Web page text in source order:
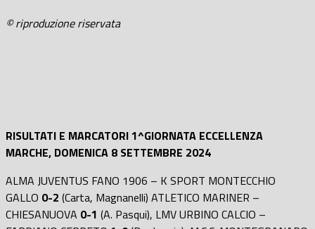
© riproduzione riservata
RISULTATI E MARCATORI 1^GIORNATA ECCELLENZA
MARCHE, DOMENICA 8 SETTEMBRE 2024
ALMA JUVENTUS FANO 1906 – K SPORT MONTECCHIO
GALLO 0-2 (Carta, Magnanelli) ATLETICO MARINER –
CHIESANUOVA 0-1 (A. Pasqui), LMV URBINO CALCIO –